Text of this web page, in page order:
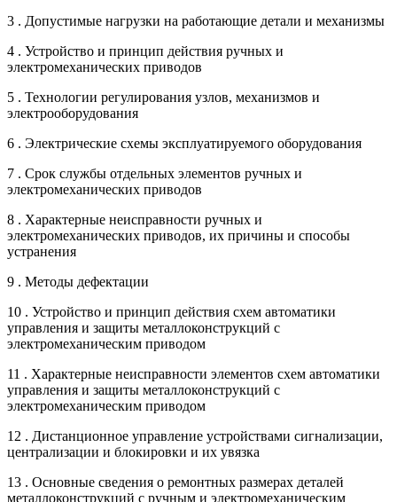
3 . Допустимые нагрузки на работающие детали и механизмы
4 . Устройство и принцип действия ручных и
электромеханических приводов
5 . Технологии регулирования узлов, механизмов и
электрооборудования
6 . Электрические схемы эксплуатируемого оборудования
7 . Срок службы отдельных элементов ручных и
электромеханических приводов
8 . Характерные неисправности ручных и
электромеханических приводов, их причины и способы
устранения
9 . Методы дефектации
10 . Устройство и принцип действия схем автоматики
управления и защиты металлоконструкций с
электромеханическим приводом
11 . Характерные неисправности элементов схем автоматики
управления и защиты металлоконструкций с
электромеханическим приводом
12 . Дистанционное управление устройствами сигнализации,
централизации и блокировки и их увязка
13 . Основные сведения о ремонтных размерах деталей
металлоконструкций с ручным и электромеханическим